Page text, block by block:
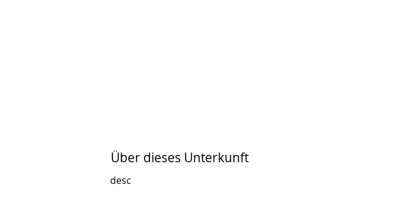
Über dieses Unterkunft
desc